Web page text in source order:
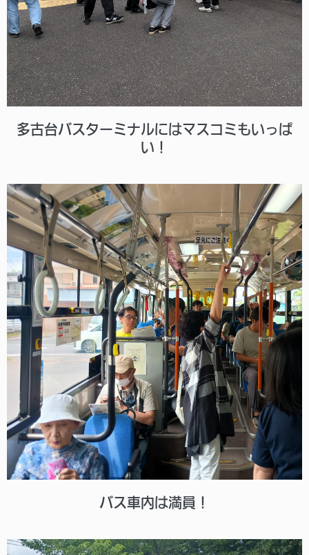
多古台バスターミナルにはマスコミもいっぱ
い！
バス車内は満員！